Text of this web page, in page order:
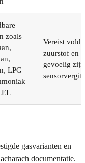
zoals
LPG
Vereist
zuurstof en
gevoelig
gasvarianten en
documentatie.